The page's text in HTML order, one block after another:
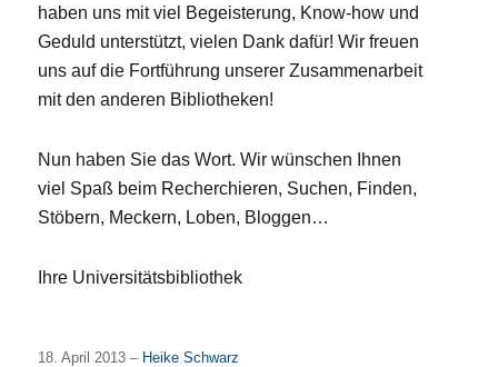
haben uns mit viel Begeisterung, Know-how und
Geduld unterstützt, vielen Dank dafür! Wir freuen
uns auf die Fortführung unserer Zusammenarbeit
mit den anderen Bibliotheken!
Nun haben Sie das Wort. Wir wünschen Ihnen
viel Spaß beim Recherchieren, Suchen, Finden,
Stöbern, Meckern, Loben, Bloggen…
Ihre Universitätsbibliothek
18. April 2013 – Heike Schwarz